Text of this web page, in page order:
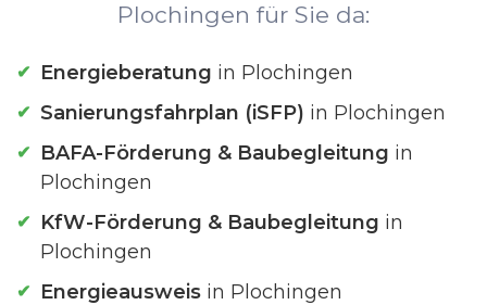
Plochingen für Sie da:
Energieberatung in Plochingen
Sanierungsfahrplan (iSFP) in Plochingen
BAFA-Förderung & Baubegleitung in
Plochingen
KfW-Förderung & Baubegleitung in
Plochingen
Energieausweis in Plochingen